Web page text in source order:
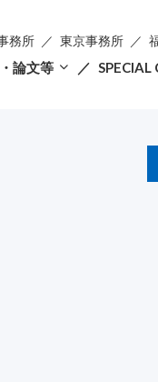
論文等 SPECIAL
務所 東京事務所